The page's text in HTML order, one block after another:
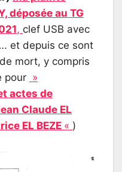
déposée au TG
, clef USB avec
et depuis ce sont
mort, y compris
pour »
actes de
Claude EL
EL BEZE « )